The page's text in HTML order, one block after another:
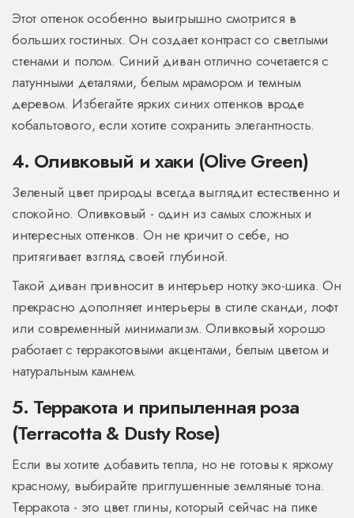
Этот оттенок особенно выигрышно смотрится в
больших гостиных. Он создает контраст со светлыми
стенами и полом. Синий диван отлично сочетается с
латунными деталями, белым мрамором и темным
деревом. Избегайте ярких синих оттенков вроде
кобальтового, если хотите сохранить элегантность.
4. Оливковый и хаки (Olive Green)
Зеленый цвет природы всегда выглядит естественно и
спокойно. Оливковый - один из самых сложных и
интересных оттенков. Он не кричит о себе, но
притягивает взгляд своей глубиной.
Такой диван привносит в интерьер нотку эко-шика. Он
прекрасно дополняет интерьеры в стиле сканди, лофт
или современный минимализм. Оливковый хорошо
работает с терракотовыми акцентами, белым цветом и
натуральным камнем.
5. Терракота и припыленная роза
(Terracotta & Dusty Rose)
Если вы хотите добавить тепла, но не готовы к яркому
красному, выбирайте приглушенные земляные тона.
Терракота - это цвет глины, который сейчас на пике